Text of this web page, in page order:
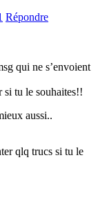
Répondre
qui ne s’envoient
si tu le souhaites!!
aussi..
qlq trucs si tu le